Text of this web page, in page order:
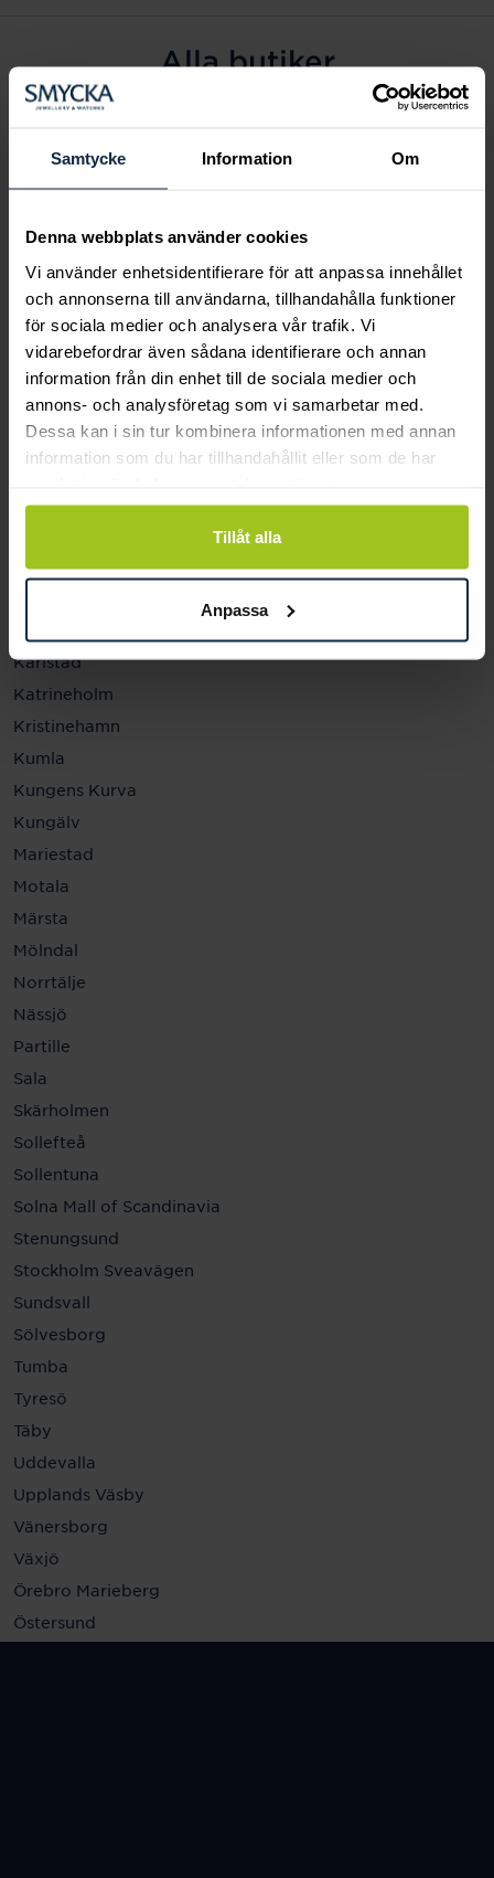
Samtycke Information Om
Denna webbplats använder cookies
Vi använder enhetsidentifierare för att anpassa innehållet
och annonserna till användarna, tillhandahålla funktioner
för sociala medier och analysera vår trafik. Vi
vidarebefordrar även sådana identifierare och annan
information från din enhet till de sociala medier och
annons- och analysföretag som vi samarbetar med.
Dessa kan i sin tur kombinera informationen med annan
information som du har tillhandahållit eller som de har
Tillåt alla
Anpassa
Alla butiker
Alingsås
Arvidsjaur
Eksjö
Fagersta
Farsta
Gävle
Halmstad
Halmstad Hallarna
Haninge
Helsingborg
Jönköping
Karlstad
Katrineholm
Kristinehamn
Kumla
Kungens Kurva
Kungälv
Mariestad
Motala
Märsta
Mölndal
Norrtälje
Nässjö
Partille
Sala
Skärholmen
Sollefteå
Sollentuna
Solna Mall of Scandinavia
Stenungsund
Stockholm Sveavägen
Sundsvall
Sölvesborg
Tumba
Tyresö
Täby
Uddevalla
Upplands Väsby
Vänersborg
Växjö
Örebro Marieberg
Östersund